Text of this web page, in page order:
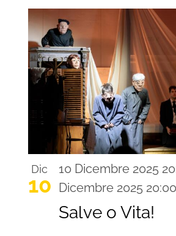
Dic
10
10 Dicembre 2025
Dicembre 2025 20:00
Salve o Vita!